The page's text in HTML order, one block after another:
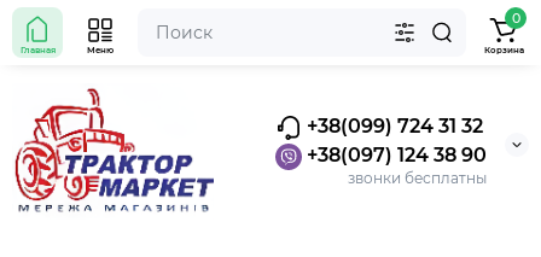
+38(099) 724 31 32
+38(097) 124 38 90
звонки бесплатны
Главная Меню
0
Корзина